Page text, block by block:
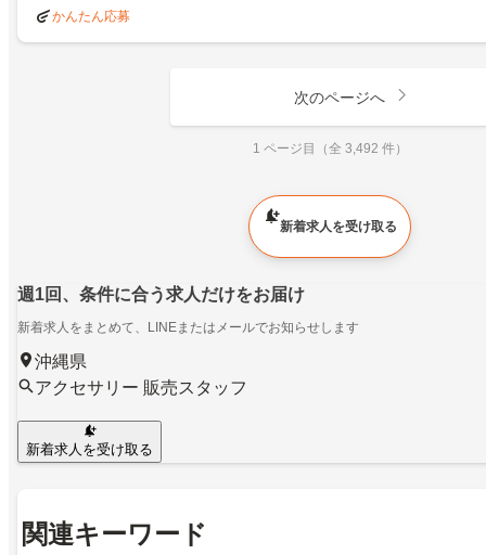
かんたん応募
次のページへ
1 ページ目（全 3,492 件）
新着求人を受け取る
週1回、条件に合う求人だけをお届け
新着求人をまとめて、LINEまたはメールでお知らせします
沖縄県
アクセサリー 販売スタッフ
新着求人を受け取る
関連キーワード